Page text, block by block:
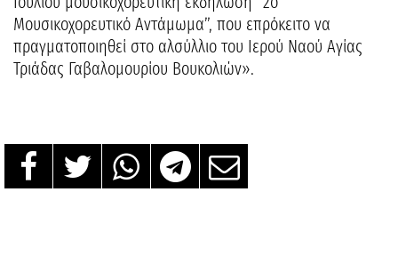
Μουσικοχορευτικό Αντάμωμα”, που επρόκειτο να
πραγματοποιηθεί στο αλσύλλιο του Ιερού Ναού Αγίας
Τριάδας Γαβαλομουρίου Βουκολιών».